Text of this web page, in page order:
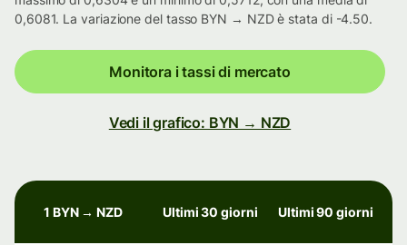
0,6081. La variazione del tasso BYN → NZD è stata di -4.50.
Monitora i tassi di mercato
Vedi il grafico: BYN → NZD
1 BYN → NZD Ultimi 30 giorni Ultimi 90 giorni